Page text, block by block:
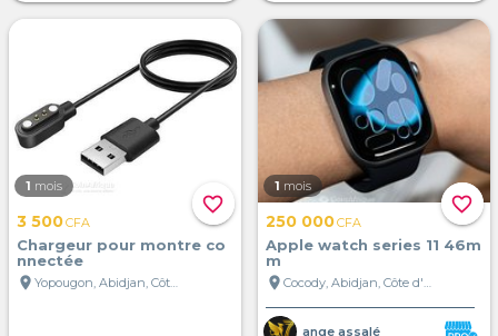
favorite_border
1 mois
3 500CFA
Chargeur pour montre co
nnectée
location_on
Yopougon, Abidjan, Côte d'Ivoire
favorite_border
1 mois
250 000CFA
Apple watch series 11 46m
m
location_on
Cocody, Abidjan, Côte d'Ivoire
ange assalé